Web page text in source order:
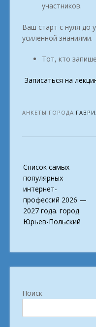
участников.
Ваш старт с нуля до
усиленной знаниями.
Тот, кто
Записаться на
АНКЕТЫ ГОРОДА
navigation
Список самых
популярных
интернет-
профессий 2026 —
2027 года. город
Юрьев-Польский
Поиск